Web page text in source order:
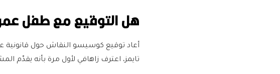
هل التوقيع مع طفل عمره 12 عاما
أعاد توقيع كوسيسو النقاش حول قانونية
تايمز، اعترف زاهافي لأول مرة بأنه يقدّم المشورة للاعبين دون 16 عاما،